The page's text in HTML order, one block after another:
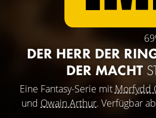
DER HERR DER
DER MACHT
Eine Fantasy-Serie mit Morfydd
und Owain Arthur. Verfügbar